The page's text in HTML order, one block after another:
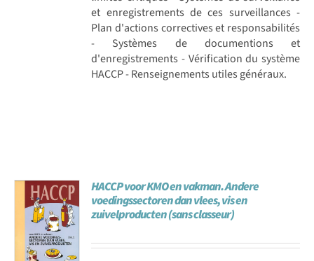
et enregistrements de ces surveillances -
Plan d'actions correctives et responsabilités
- Systèmes de documentions et
d'enregistrements - Vérification du système
HACCP - Renseignements utiles généraux.
HACCP voor KMO en vakman. Andere
voedingssectoren dan vlees, vis en
zuivelproducten (sans classeur)